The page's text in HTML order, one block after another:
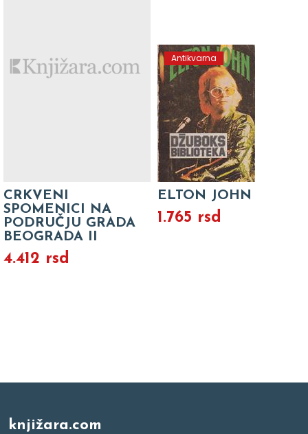
CRKVENI
SPOMENICI NA
PODRUČJU GRADA
BEOGRADA II
4.412 rsd
Antikvarna
ELTON JOHN
1.765 rsd
knjižara.com